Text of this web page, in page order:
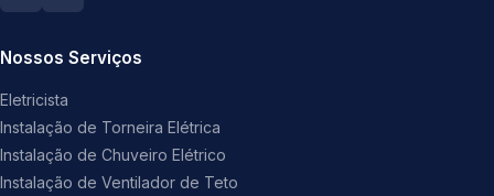
Nossos Serviços
Eletricista
Instalação de Torneira Elétrica
Instalação de Chuveiro Elétrico
Instalação de Ventilador de Teto